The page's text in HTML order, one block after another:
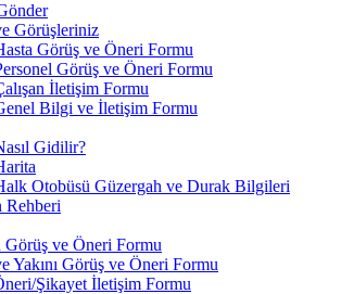
Görüşleriniz
Görüş ve Öneri Formu
Görüş ve Öneri Formu
İletişim Formu
Bilgi ve İletişim Formu
Gidilir?
Otobüsü Güzergah ve Durak Bilgileri
Rehberi
Görüş ve Öneri Formu
Yakını Görüş ve Öneri Formu
Şikayet İletişim Formu